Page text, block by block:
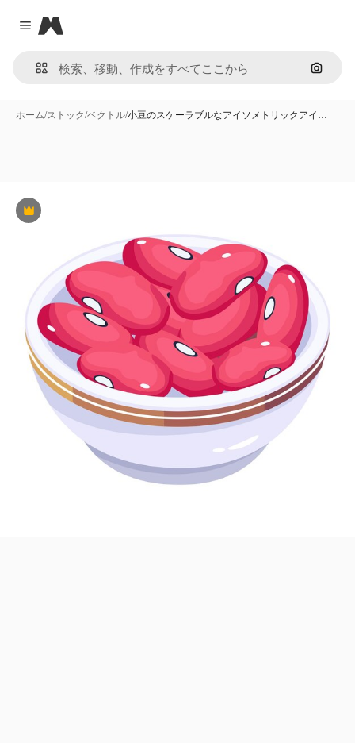
Close menu
Magnific
画像で
ホーム/ストック/ベクトル/小豆のスケーラブルなアイソメトリックアイ…
Premium